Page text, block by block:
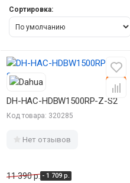
Сортировка:
DH-HAC-HDBW1500RP-Z-S2
Код товара: 320285
Нет отзывов
11 390 р. - 1 709 р.